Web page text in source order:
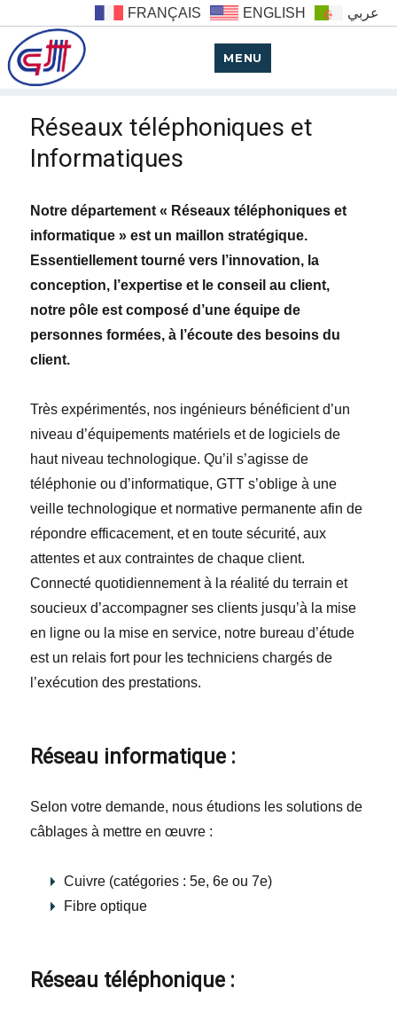
FRANÇAIS ENGLISH عربي
MENU
Réseaux téléphoniques et
Informatiques
Notre département « Réseaux téléphoniques et
informatique » est un maillon stratégique.
Essentiellement tourné vers l’innovation, la
conception, l’expertise et le conseil au client,
notre pôle est composé d’une équipe de
personnes formées, à l’écoute des besoins du
client.
Très expérimentés, nos ingénieurs bénéficient d’un
niveau d’équipements matériels et de logiciels de
haut niveau technologique. Qu’il s’agisse de
téléphonie ou d’informatique, GTT s’oblige à une
veille technologique et normative permanente afin de
répondre efficacement, et en toute sécurité, aux
attentes et aux contraintes de chaque client.
Connecté quotidiennement à la réalité du terrain et
soucieux d’accompagner ses clients jusqu’à la mise
en ligne ou la mise en service, notre bureau d’étude
est un relais fort pour les techniciens chargés de
l’exécution des prestations.
Réseau informatique :
Selon votre demande, nous étudions les solutions de
câblages à mettre en œuvre :
Cuivre (catégories : 5e, 6e ou 7e)
Fibre optique
Réseau téléphonique :